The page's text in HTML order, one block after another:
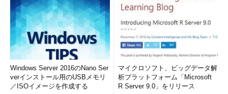
Windows Server 2016のNano Ser
verインストール用のUSBメモリ
／ISOイメージを作成する
マイクロソフト、ビッグデータ解
析プラットフォーム「Microsoft
R Server 9.0」をリリース